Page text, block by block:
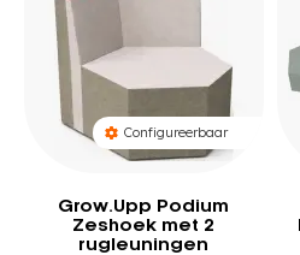
Configureerbaar
Grow.Upp Podium
Zeshoek met 2
rugleuningen